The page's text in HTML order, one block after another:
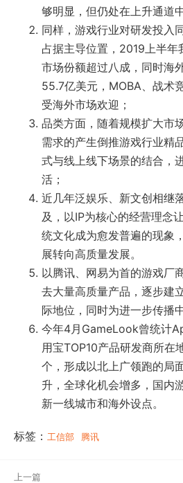
够明显，但仍处在上升通道
同样，游戏行业对研发投入
占据主导位置，2019上半年
市场份额超过八成，同时海
55.7亿美元，MOBA、战术
受海外市场欢迎；
品类方面，随着规模扩大市
需求的产生倒推游戏行业精
式与线上线下场景的结合，
活；
近几年泛娱乐、新文创相继
及，以IP为核心的经营理念
统文化成为愈发普遍的现象
展转向高质量发展。
以腾讯、网易为首的游戏厂
去大量高质量产品，逐步建
际地位，同时为进一步传播
今年4月GameLook曾统计
用宝TOP10产品研发商所在
个，形成以北上广领跑的局
升，全球化机会增多，国内
新一线城市和海外设点。
标签： 工信部 腾讯
上一篇